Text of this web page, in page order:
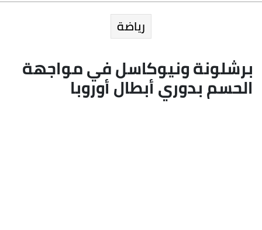
رياضة
برشلونة ونيوكاسل في مواجهة
الحسم بدوري أبطال أوروبا